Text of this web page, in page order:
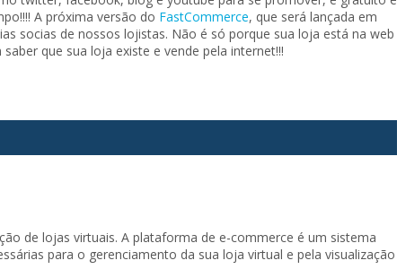
A próxima versão do FastCommerce, que será lançada em
socias de nossos lojistas. Não é só porque sua loja está na web
que sua loja existe e vende pela internet!!!
de lojas virtuais. A plataforma de e-commerce é um sistema
para o gerenciamento da sua loja virtual e pela visualização